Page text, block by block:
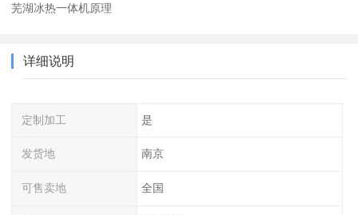
芜湖冰热一体机原理
详细说明
定制加工 是
发货地 南京
可售卖地 全国